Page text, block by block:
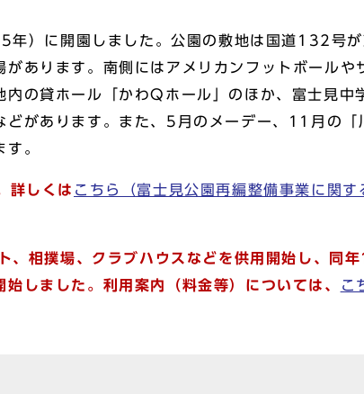
）に開園しました。公園の敷地は国道132号が
あります。南側にはアメリカンフットボールや
の貸ホール「かわQホール」のほか、富士見中
どがあります。また、5月のメーデー、11月の「
。
詳しくは こちら（富士見公園再編整備事業に関す
相撲場、クラブハウスなどを供用開始し、同
しました。利用案内（料金等）については、
こ